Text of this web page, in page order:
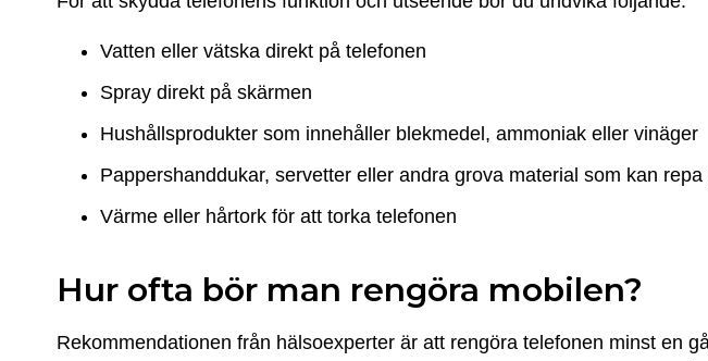
Vatten eller vätska direkt på telefonen
Spray direkt på skärmen
Hushållsprodukter som innehåller blekmedel, ammoniak eller vinäger
Pappershanddukar, servetter eller andra grova material som kan repa
Värme eller hårtork för att torka telefonen
Hur ofta bör man rengöra mobilen?
Rekommendationen från hälsoexperter är att rengöra telefonen minst en